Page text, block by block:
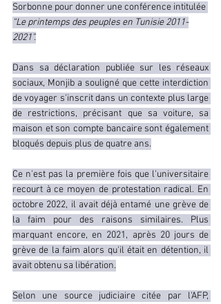
Sorbonne pour donner une conférence intitulée
“Le printemps des peuples en Tunisie 2011-
2021”.
Dans sa déclaration publiée sur les réseaux
sociaux, Monjib a souligné que cette interdiction
de voyager s'inscrit dans un contexte plus large
de restrictions, précisant que sa voiture, sa
maison et son compte bancaire sont également
bloqués depuis plus de quatre ans.
Ce n'est pas la première fois que l'universitaire
recourt à ce moyen de protestation radical. En
octobre 2022, il avait déjà entamé une grève de
la faim pour des raisons similaires. Plus
marquant encore, en 2021, après 20 jours de
grève de la faim alors qu'il était en détention, il
avait obtenu sa libération.
Selon une source judiciaire citée par l'AFP,